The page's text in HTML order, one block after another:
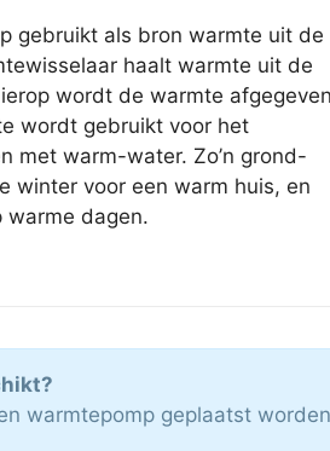
gebruikt als bron warmte uit de
haalt warmte uit de
wordt de warmte afgegeven
wordt gebruikt voor het
met warm-water. Zo’n grond-
winter voor een warm huis, en
warme dagen.
warmtepomp geplaatst